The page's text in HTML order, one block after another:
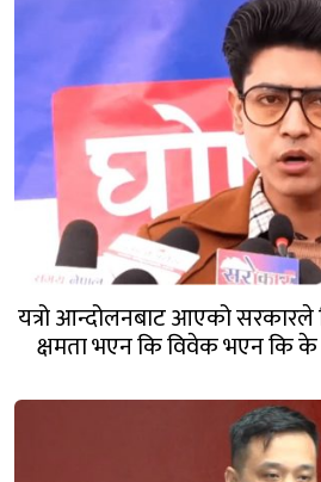
यत्रो आन्दोलनबाट आएको
क्षमता भएन कि विवेक भएन कि के